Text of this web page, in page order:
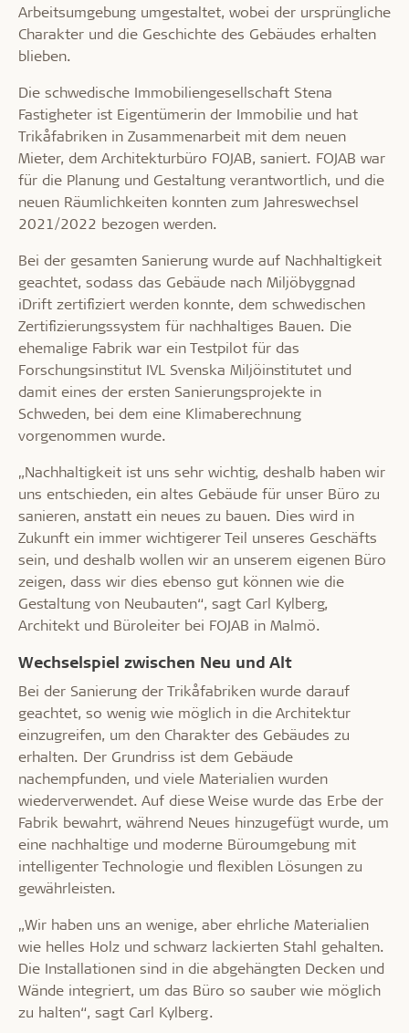
Arbeitsumgebung umgestaltet, wobei der ursprüngliche
Charakter und die Geschichte des Gebäudes erhalten
blieben.
Die schwedische Immobiliengesellschaft Stena
Fastigheter ist Eigentümerin der Immobilie und hat
Trikåfabriken in Zusammenarbeit mit dem neuen
Mieter, dem Architekturbüro FOJAB, saniert. FOJAB war
für die Planung und Gestaltung verantwortlich, und die
neuen Räumlichkeiten konnten zum Jahreswechsel
2021/2022 bezogen werden.
Bei der gesamten Sanierung wurde auf Nachhaltigkeit
geachtet, sodass das Gebäude nach Miljöbyggnad
iDrift zertifiziert werden konnte, dem schwedischen
Zertifizierungssystem für nachhaltiges Bauen. Die
ehemalige Fabrik war ein Testpilot für das
Forschungsinstitut IVL Svenska Miljöinstitutet und
damit eines der ersten Sanierungsprojekte in
Schweden, bei dem eine Klimaberechnung
vorgenommen wurde.
„Nachhaltigkeit ist uns sehr wichtig, deshalb haben wir
uns entschieden, ein altes Gebäude für unser Büro zu
sanieren, anstatt ein neues zu bauen. Dies wird in
Zukunft ein immer wichtigerer Teil unseres Geschäfts
sein, und deshalb wollen wir an unserem eigenen Büro
zeigen, dass wir dies ebenso gut können wie die
Gestaltung von Neubauten“, sagt Carl Kylberg,
Architekt und Büroleiter bei FOJAB in Malmö.
Wechselspiel zwischen Neu und Alt
Bei der Sanierung der Trikåfabriken wurde darauf
geachtet, so wenig wie möglich in die Architektur
einzugreifen, um den Charakter des Gebäudes zu
erhalten. Der Grundriss ist dem Gebäude
nachempfunden, und viele Materialien wurden
wiederverwendet. Auf diese Weise wurde das Erbe der
Fabrik bewahrt, während Neues hinzugefügt wurde, um
eine nachhaltige und moderne Büroumgebung mit
intelligenter Technologie und flexiblen Lösungen zu
gewährleisten.
„Wir haben uns an wenige, aber ehrliche Materialien
wie helles Holz und schwarz lackierten Stahl gehalten.
Die Installationen sind in die abgehängten Decken und
Wände integriert, um das Büro so sauber wie möglich
zu halten“, sagt Carl Kylberg.